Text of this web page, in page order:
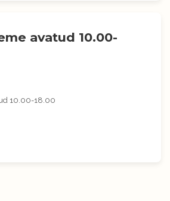
avatud 10.00-
10.00-18.00